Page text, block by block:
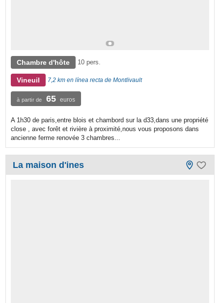
Chambre d'hôte 10 pers.
Vineuil 7,2 km en línea recta de Montlivault
à partir de 65 euros
A 1h30 de paris,entre blois et chambord sur la d33,dans une propriété
close , avec forêt et rivière à proximité,nous vous proposons dans
ancienne ferme renovée 3 chambres...
La maison d'ines